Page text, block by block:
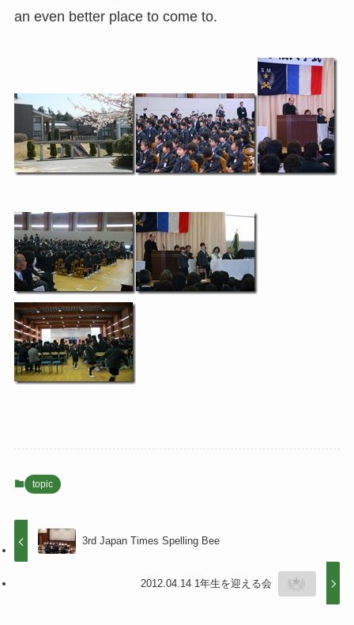
an even better place to come to.
topic
3rd Japan Times Spelling Bee
2012.04.14 1年生を迎える会